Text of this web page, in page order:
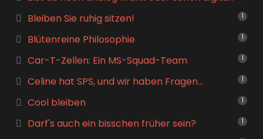
Bleiben Sie ruhig sitzen! 1
Blütenreine Philosophie 1
Car-T-Zellen: Ein MS-Squad-Team 1
Celine hat SPS, und wir haben Fragen… 1
Cool bleiben 1
Darf's auch ein bisschen früher sein? 1